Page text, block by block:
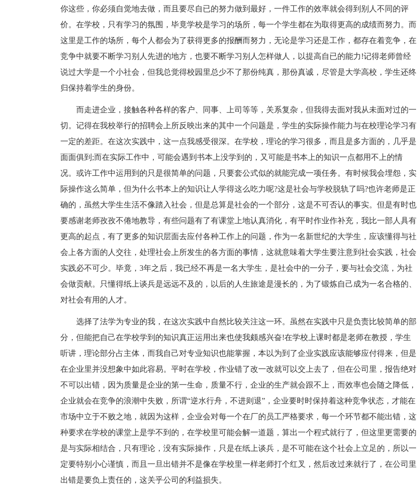
你这些，你必须自觉地去做，而且要尽自已的努力做到最好，一件工作的效率就会得到别人不同的评
价。在学校，只有学习的氛围，毕竟学校是学习的场所，每一个学生都在为取得更高的成绩而努力。而
这里是工作的场所，每个人都会为了获得更多的报酬而努力，无论是学习还是工作，都存在着竞争，在
竞争中就要不断学习别人先进的地方，也要不断学习别人怎样做人，以提高自已的能力!记得老师曾经
说过大学是一个小社会，但我总觉得校园里总少不了那份纯真，那份真诚，尽管是大学高校，学生还终
归保持着学生的身份。
而走进企业，接触各种各样的客户、同事、上司等等，关系复杂，但我得去面对我从未面对过的一
切。记得在我校举行的招聘会上所反映出来的其中一个问题是，学生的实际操作能力与在校理论学习有
一定的差距。在这次实践中，这一点我感受很深。在学校，理论的学习很多，而且是多方面的，几乎是
面面俱到;而在实际工作中，可能会遇到书本上没学到的，又可能是书本上的知识一点都用不上的情
况。或许工作中运用到的只是很简单的问题，只要套公式似的就能完成一项任务。有时候我会埋怨，实
际操作这么简单，但为什么书本上的知识让人学得这么吃力呢?这是社会与学校脱轨了吗?也许老师是正
确的，虽然大学生生活不像踏入社会，但是总算是社会的一个部分，这是不可否认的事实。但是有时也
要感谢老师孜孜不倦地教导，有些问题有了有课堂上地认真消化，有平时作业作补充，我比一部人具有
更高的起点，有了更多的知识层面去应付各种工作上的问题，作为一名新世纪的大学生，应该懂得与社
会上各方面的人交往，处理社会上所发生的各方面的事情，这就意味着大学生要注意到社会实践，社会
实践必不可少。毕竟，3年之后，我已经不再是一名大学生，是社会中的一分子，要与社会交流，为社
会做贡献。只懂得纸上谈兵是远远不及的，以后的人生旅途是漫长的，为了锻炼自己成为一名合格的、
对社会有用的人才。
选择了法学为专业的我，在这次实践中自然比较关注这一环。虽然在实践中只是负责比较简单的部
分，但能把自己在学校学到的知识真正运用出来也使我颇感兴奋!在学校上课时都是老师在教授，学生
听讲，理论部分占主体，而我自己对专业知识也能掌握，本以为到了企业实践应该能够应付得来，但是
在企业里并没想象中如此容易。平时在学校，作业错了改一改就可以交上去了，但在公司里，报告绝对
不可以出错，因为质量是企业的第一生命，质量不行，企业的生产就会跟不上，而效率也会随之降低，
企业就会在竞争的浪潮中失败，所谓“逆水行舟，不进则退”，企业要时时保持着这种竞争状态，才能在
市场中立于不败之地，就因为这样，企业会对每一个在厂的员工严格要求，每一个环节都不能出错，这
种要求在学校的课堂上是学不到的，在学校里可能会解一道题，算出一个程式就行了，但这里更需要的
是与实际相结合，只有理论，没有实际操作，只是在纸上谈兵，是不可能在这个社会上立足的，所以一
定要特别小心谨慎，而且一旦出错并不是像在学校里一样老师打个红叉，然后改过来就行了，在公司里
出错是要负上责任的，这关乎公司的利益损失。